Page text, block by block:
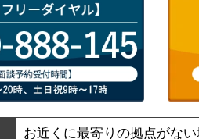
お近くに最寄りの拠点がな